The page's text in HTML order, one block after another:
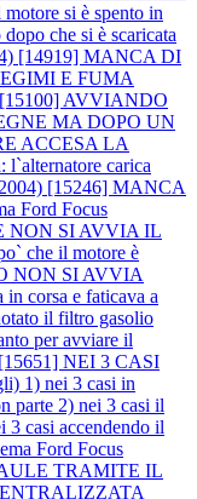
si è spento in
che si è scaricata
[14919] MANCA DI
E FUMA
[15100] AVVIANDO
MA DOPO UN
ACCESA LA
carica
[15246] MANCA
Ford Focus
NON SI AVVIA IL
che il motore è
NON SI AVVIA
corsa e faticava a
il filtro gasolio
per avviare il
NEI 3 CASI
1) nei 3 casi in
parte 2) nei 3 casi il
3 casi accendendo il
Ford Focus
TRAMITE IL